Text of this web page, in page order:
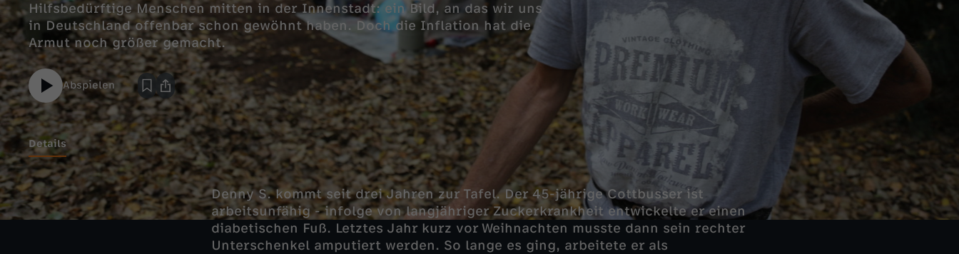
Hilfsbedürftige Menschen mitten in der Innenstadt: ein Bild, an das wir uns
in Deutschland offenbar schon gewöhnt haben. Doch die Inflation hat die
Armut noch größer gemacht.
Abspielen
Details
Denny S. kommt seit drei Jahren zur Tafel. Der 45-jährige Cottbusser ist
arbeitsunfähig - infolge von langjähriger Zuckerkrankheit entwickelte er einen
diabetischen Fuß. Letztes Jahr kurz vor Weihnachten musste dann sein rechter
Unterschenkel amputiert werden. So lange es ging, arbeitete er als